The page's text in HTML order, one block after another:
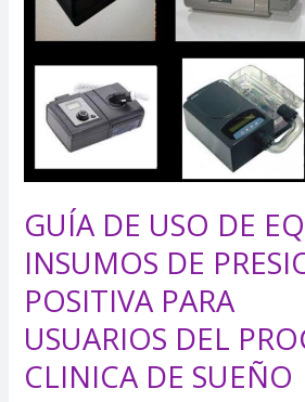
GUÍA DE USO DE
INSUMOS DE
POSITIVA PARA
USUARIOS DEL
CLINICA DE SUEÑO
EQUIPOS
INSUMOS
PRESION
POSITIVA
PARA
USUARIOS
DEL
PROGRAMA
DE
DE